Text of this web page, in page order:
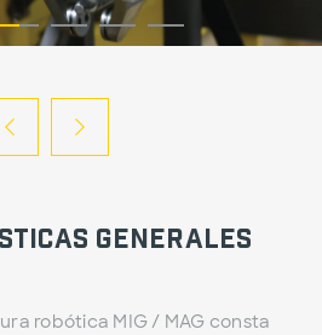
Generales
robótica MIG / MAG consta